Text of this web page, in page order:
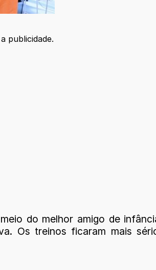
publicidade.
do melhor amigo de
Os treinos ficaram mais